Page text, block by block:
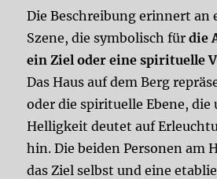
Die Beschreibung erinnert an
Szene, die symbolisch fürdie
ein Ziel oder eine spirituelle
Das Haus auf dem Berg
oder die spirituelle Ebene, die
Helligkeit deutet auf
hin. Die beiden Personen am
das Ziel selbst und eine